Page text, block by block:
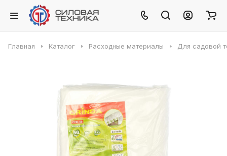
Главная Каталог Расходные материалы Для садовой